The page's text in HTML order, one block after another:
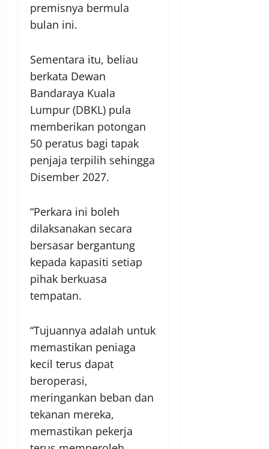
premisnya bermula
bulan ini.
Sementara itu, beliau
berkata Dewan
Bandaraya Kuala
Lumpur (DBKL) pula
memberikan potongan
50 peratus bagi tapak
penjaja terpilih sehingga
Disember 2027.
“Perkara ini boleh
dilaksanakan secara
bersasar bergantung
kepada kapasiti setiap
pihak berkuasa
tempatan.
“Tujuannya adalah untuk
memastikan peniaga
kecil terus dapat
beroperasi,
meringankan beban dan
tekanan mereka,
memastikan pekerja